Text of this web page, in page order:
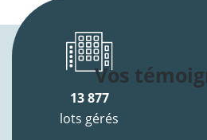
Vos
13 877
lots gérés